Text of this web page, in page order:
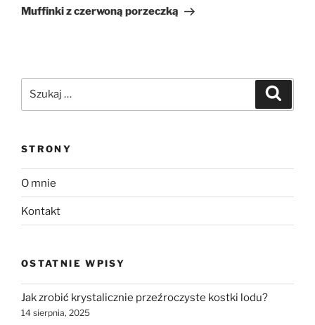
wpis
Muffinki z czerwoną porzeczką
STRONY
O mnie
Kontakt
OSTATNIE WPISY
Jak zrobić krystalicznie przeźroczyste kostki lodu?
14 sierpnia, 2025